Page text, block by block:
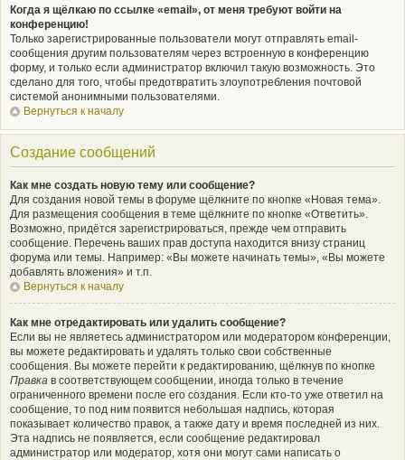
Когда я щёлкаю по ссылке «email», от меня требуют войти на
конференцию!
Только зарегистрированные пользователи могут отправлять email-
сообщения другим пользователям через встроенную в конференцию
форму, и только если администратор включил такую возможность. Это
сделано для того, чтобы предотвратить злоупотребления почтовой
системой анонимными пользователями.
Вернуться к началу
Создание сообщений
Как мне создать новую тему или сообщение?
Для создания новой темы в форуме щёлкните по кнопке «Новая тема».
Для размещения сообщения в теме щёлкните по кнопке «Ответить».
Возможно, придётся зарегистрироваться, прежде чем отправить
сообщение. Перечень ваших прав доступа находится внизу страниц
форума или темы. Например: «Вы можете начинать темы», «Вы можете
добавлять вложения» и т.п.
Вернуться к началу
Как мне отредактировать или удалить сообщение?
Если вы не являетесь администратором или модератором конференции,
вы можете редактировать и удалять только свои собственные
сообщения. Вы можете перейти к редактированию, щёлкнув по кнопке
Правка в соответствующем сообщении, иногда только в течение
ограниченного времени после его создания. Если кто-то уже ответил на
сообщение, то под ним появится небольшая надпись, которая
показывает количество правок, а также дату и время последней из них.
Эта надпись не появляется, если сообщение редактировал
администратор или модератор, хотя они могут сами написать о